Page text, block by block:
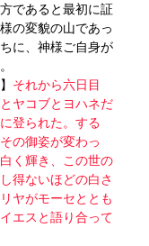
であると最初に証
の変貌の山であっ
に、神様ご自身が
それから六日目
ヤコブとヨハネだ
登られた。する
の御姿が変わっ
く輝き、この世の
得ないほどの白さ
ヤがモーセととも
エスと語り合って